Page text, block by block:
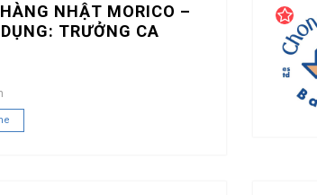
NHẬT MORICO –
TRƯỞNG CA